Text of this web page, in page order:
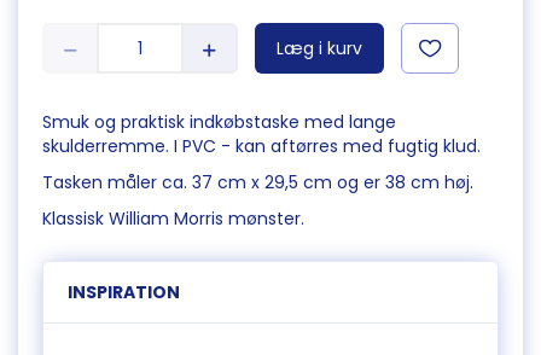
Læg i kurv
Smuk og praktisk indkøbstaske med lange
skulderremme. I PVC - kan aftørres med fugtig klud.
Tasken måler ca. 37 cm x 29,5 cm og er 38 cm høj.
Klassisk William Morris mønster.
INSPIRATION